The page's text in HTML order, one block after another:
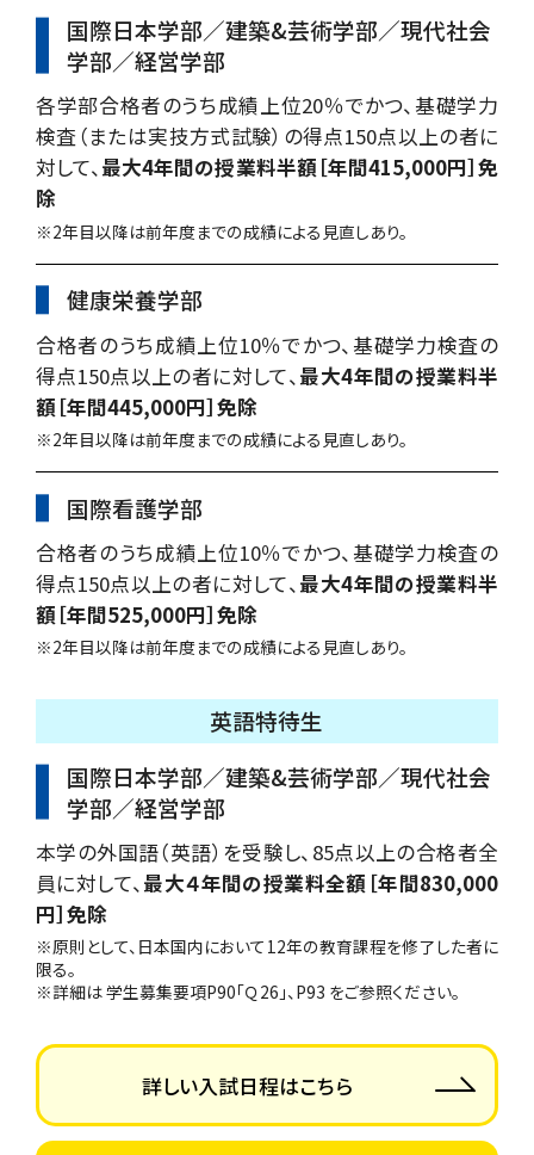
国際日本学部／建築&芸術学部／現代社会
学部／経営学部
各学部合格者のうち成績上位20％でかつ、基礎学力
検査（または実技方式試験）の得点150点以上の者に
対して、最大4年間の授業料半額［年間415,000円］免
除
※2年目以降は前年度までの成績による見直しあり。
健康栄養学部
合格者のうち成績上位10％でかつ、基礎学力検査の
得点150点以上の者に対して、 最大4年間の授業料半
額［年間445,000円］免除
※2年目以降は前年度までの成績による見直しあり。
国際看護学部
合格者のうち成績上位10％でかつ、基礎学力検査の
得点150点以上の者に対して、 最大4年間の授業料半
額［年間525,000円］免除
※2年目以降は前年度までの成績による見直しあり。
英語特待生
国際日本学部／建築&芸術学部／現代社会
学部／経営学部
本学の外国語（英語）を受験し、85点以上の合格者全
員に対して、最大４年間の授業料全額［年間830,000
円］免除
※原則として、日本国内において12年の教育課程を修了した者に
限る。
※詳細は 学生募集要項P90「Ｑ26」、P93 をご参照ください。
詳しい入試日程はこちら